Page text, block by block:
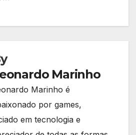
Marinho
Marinho é
por games,
em tecnologia e